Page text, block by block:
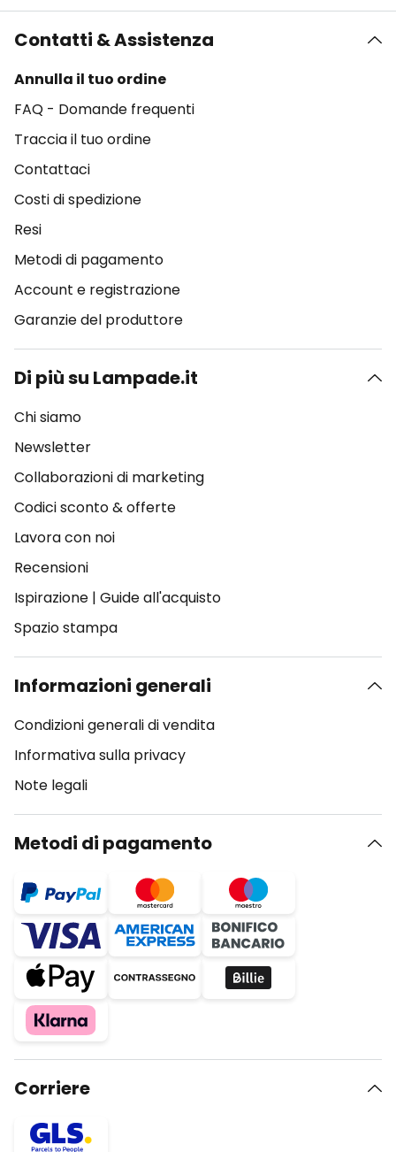
Contatti & Assistenza
Annulla il tuo ordine
FAQ - Domande frequenti
Traccia il tuo ordine
Contattaci
Costi di spedizione
Resi
Metodi di pagamento
Account e registrazione
Garanzie del produttore
Di più su Lampade.it
Chi siamo
Newsletter
Collaborazioni di marketing
Codici sconto & offerte
Lavora con noi
Recensioni
Ispirazione | Guide all'acquisto
Spazio stampa
Informazioni generali
Condizioni generali di vendita
Informativa sulla privacy
Note legali
Metodi di pagamento
Corriere